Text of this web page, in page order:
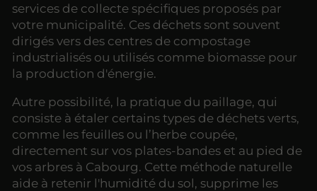
services de collecte spécifiques proposés par
votre municipalité. Ces déchets sont souvent
dirigés vers des centres de compostage
industrialisés ou utilisés comme biomasse pour
la production d'énergie.
Autre possibilité, la pratique du paillage, qui
consiste à étaler certains types de déchets verts,
comme les feuilles ou l’herbe coupée,
directement sur vos plates-bandes et au pied de
vos arbres à Cabourg. Cette méthode naturelle
aide à retenir l'humidité du sol, supprime les